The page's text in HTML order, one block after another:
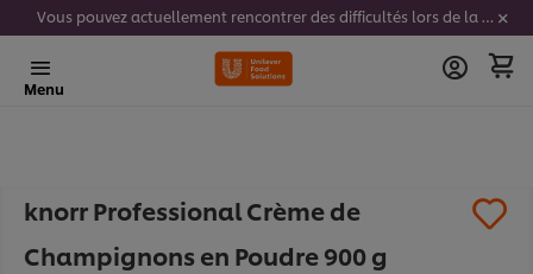
Vous pouvez actuellement rencontrer des difficultés lors de la saisie de vos codes stickers. Nous travaillons activement à résoudre ce problème.
Menu
knorr Professional Crème de
Champignons en Poudre 900 g​